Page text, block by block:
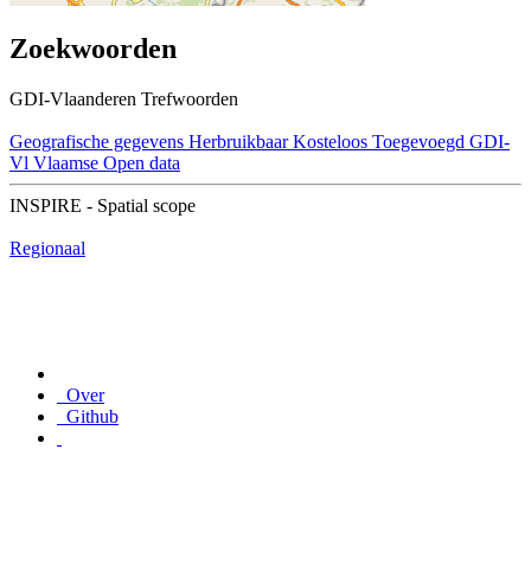
Zoekwoorden
GDI-Vlaanderen Trefwoorden
Geografische gegevens Herbruikbaar Kosteloos Toegevoegd GDI-
Vl Vlaamse Open data
INSPIRE - Spatial scope
Regionaal
Over
Github